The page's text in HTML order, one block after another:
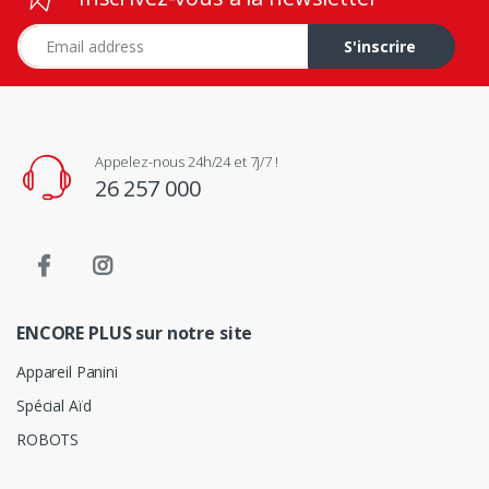
Adresse e-mail
S'inscrire
Appelez-nous 24h/24 et 7j/7 !
26 257 000
ENCORE PLUS sur notre site
Appareil Panini
Spécial Aïd
ROBOTS